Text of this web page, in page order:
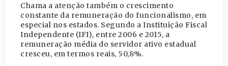
Chama a atenção também o crescimento
constante da remuneração do funcionalismo, em
especial nos estados. Segundo a Instituição Fiscal
Independente (IFI), entre 2006 e 2015, a
remuneração média do servidor ativo estadual
cresceu, em termos reais, 50,8%.